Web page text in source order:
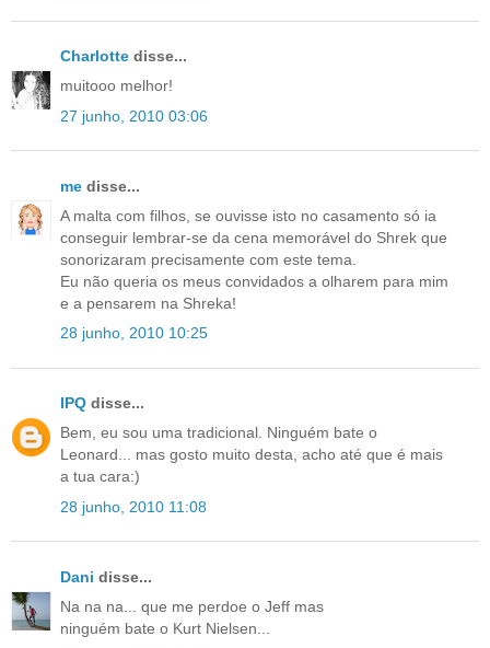
Charlotte disse...
muitooo melhor!
27 junho, 2010 03:06
me disse...
A malta com filhos, se ouvisse isto no casamento só ia
conseguir lembrar-se da cena memorável do Shrek que
sonorizaram precisamente com este tema.
Eu não queria os meus convidados a olharem para mim
e a pensarem na Shreka!
28 junho, 2010 10:25
IPQ disse...
Bem, eu sou uma tradicional. Ninguém bate o
Leonard... mas gosto muito desta, acho até que é mais
a tua cara:)
28 junho, 2010 11:08
Dani disse...
Na na na... que me perdoe o Jeff mas
ninguém bate o Kurt Nielsen...